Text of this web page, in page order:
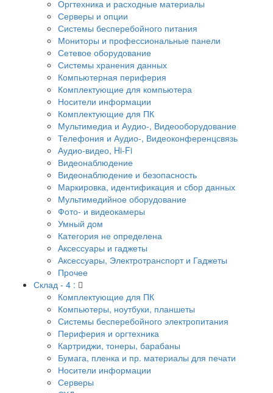
Оргтехника и расходные материалы
Серверы и опции
Системы бесперебойного питания
Мониторы и профессиональные панели
Сетевое оборудование
Системы хранения данных
Компьютерная периферия
Комплектующие для компьютера
Носители информации
Комплектующие для ПК
Мультимедиа и Аудио-, Видеооборудование
Телефония и Аудио-, Видеоконференцсвязь
Аудио-видео, Hi-Fi
Видеонаблюдение
Видеонаблюдение и безопасность
Маркировка, идентификация и сбор данных
Мультимедийное оборудование
Фото- и видеокамеры
Умный дом
Категория не определена
Аксессуары и гаджеты
Аксессуары, Электротранспорт и Гаджеты
Прочее
Склад - 4 :
Комплектующие для ПК
Компьютеры, ноутбуки, планшеты
Системы бесперебойного электропитания
Периферия и оргтехника
Картриджи, тонеры, барабаны
Бумага, пленка и пр. материалы для печати
Носители информации
Серверы